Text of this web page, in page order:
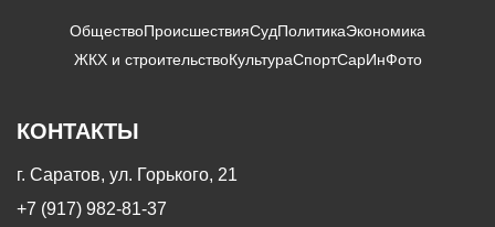
ОбществоПроисшествияСудПолитикаЭкономика
ЖКХ и строительствоКультураСпортСарИнФото
КОНТАКТЫ
г. Саратов, ул. Горького, 21
+7 (917) 982-81-37